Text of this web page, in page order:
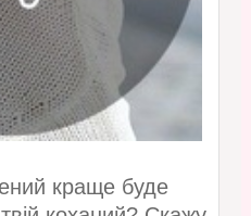
краще буде